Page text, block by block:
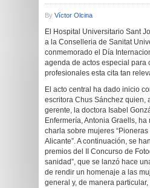
By Víctor Olcina
El Hospital Universitario Sant
a la Conselleria de Sanitat
conmemorado el Día
agenda de actos especial para
profesionales esta cita tan
El acto central ha dado inicio
escritora Chus Sánchez quien,
gerente, la doctora Isabel
Enfermería, Antonia Graells,
charla sobre mujeres
Alicante”. A continuación, se
premios del II Concurso de
sanidad”, que se lanzó hace
de rendir un homenaje a las
general y, de manera